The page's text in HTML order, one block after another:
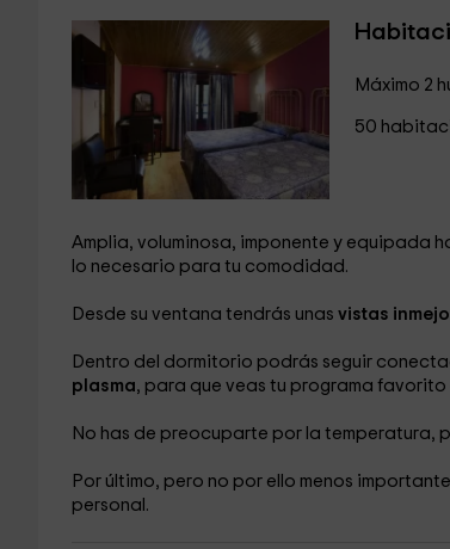
Máximo 2
50
Amplia, voluminosa, imponente y equipada
lo necesario para tu comodidad.
Desde su ventana tendrás unas vistas
Dentro del dormitorio podrás seguir
plasma, para que veas tu programa favorito
No has de preocuparte por la temperatura,
Por último, pero no por ello menos
personal.